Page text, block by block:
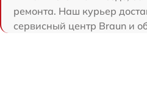
ремонта. Наш курьер
сервисный центр Braun и